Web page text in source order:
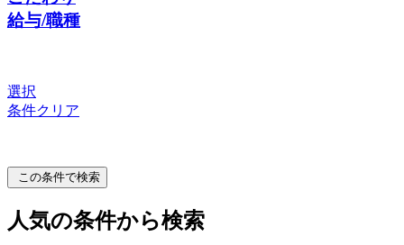
給与/職種
選択
条件クリア
この条件で検索
人気の条件から検索